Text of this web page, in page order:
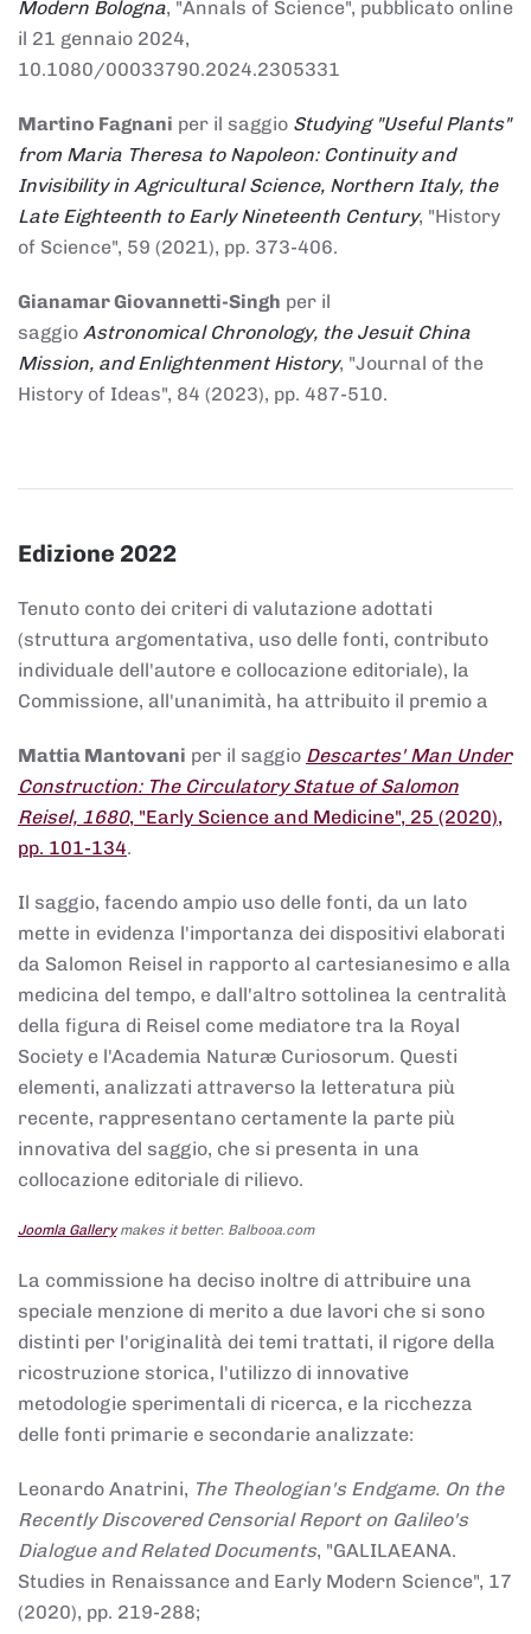
Modern Bologna, "Annals of Science", pubblicato online
il 21 gennaio 2024,
10.1080/00033790.2024.2305331
Martino Fagnani per il saggio Studying "Useful Plants"
from Maria Theresa to Napoleon: Continuity and
Invisibility in Agricultural Science, Northern Italy, the
Late Eighteenth to Early Nineteenth Century, "History
of Science", 59 (2021), pp. 373-406.
Gianamar Giovannetti-Singh per il
saggio Astronomical Chronology, the Jesuit China
Mission, and Enlightenment History, "Journal of the
History of Ideas", 84 (2023), pp. 487-510.
Edizione 2022
Tenuto conto dei criteri di valutazione adottati
(struttura argomentativa, uso delle fonti, contributo
individuale dell'autore e collocazione editoriale), la
Commissione, all'unanimità, ha attribuito il premio a
Mattia Mantovani per il saggio Descartes' Man Under
Construction: The Circulatory Statue of Salomon
Reisel, 1680, "Early Science and Medicine", 25 (2020),
pp. 101-134.
Il saggio, facendo ampio uso delle fonti, da un lato
mette in evidenza l'importanza dei dispositivi elaborati
da Salomon Reisel in rapporto al cartesianesimo e alla
medicina del tempo, e dall'altro sottolinea la centralità
della figura di Reisel come mediatore tra la Royal
Society e l'Academia Naturæ Curiosorum. Questi
elementi, analizzati attraverso la letteratura più
recente, rappresentano certamente la parte più
innovativa del saggio, che si presenta in una
collocazione editoriale di rilievo.
Joomla Gallerymakes it better. Balbooa.com
La commissione ha deciso inoltre di attribuire una
speciale menzione di merito a due lavori che si sono
distinti per l'originalità dei temi trattati, il rigore della
ricostruzione storica, l'utilizzo di innovative
metodologie sperimentali di ricerca, e la ricchezza
delle fonti primarie e secondarie analizzate:
Leonardo Anatrini, The Theologian's Endgame. On the
Recently Discovered Censorial Report on Galileo's
Dialogue and Related Documents, "GALILAEANA.
Studies in Renaissance and Early Modern Science", 17
(2020), pp. 219-288;